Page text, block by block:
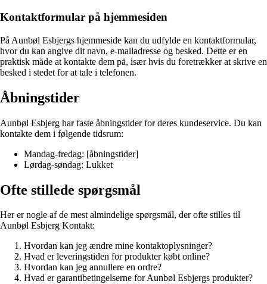
Kontaktformular på hjemmesiden
På Aunbøl Esbjergs hjemmeside kan du udfylde en kontaktformular,
hvor du kan angive dit navn, e-mailadresse og besked. Dette er en
praktisk måde at kontakte dem på, især hvis du foretrækker at skrive en
besked i stedet for at tale i telefonen.
Åbningstider
Aunbøl Esbjerg har faste åbningstider for deres kundeservice. Du kan
kontakte dem i følgende tidsrum:
Mandag-fredag: [åbningstider]
Lørdag-søndag: Lukket
Ofte stillede spørgsmål
Her er nogle af de mest almindelige spørgsmål, der ofte stilles til
Aunbøl Esbjerg Kontakt:
Hvordan kan jeg ændre mine kontaktoplysninger?
Hvad er leveringstiden for produkter købt online?
Hvordan kan jeg annullere en ordre?
Hvad er garantibetingelserne for Aunbøl Esbjergs produkter?